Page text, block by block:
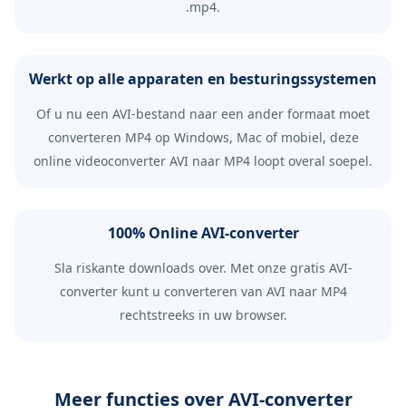
.mp4.
Werkt op alle apparaten en besturingssystemen
Of u nu een AVI-bestand naar een ander formaat moet
converteren MP4 op Windows, Mac of mobiel, deze
online videoconverter AVI naar MP4 loopt overal soepel.
100% Online AVI-converter
Sla riskante downloads over. Met onze gratis AVI-
converter kunt u converteren van AVI naar MP4
rechtstreeks in uw browser.
Meer functies over AVI-converter